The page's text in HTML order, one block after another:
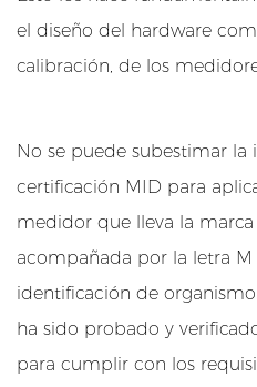
r
g
D
I
D
y
p
o
el diseño del hardware
calibración, de los
No se puede subestimar
certificación MID para
medidor que lleva la
acompañada por la letra
identificación de
ha sido probado y
para cumplir con los